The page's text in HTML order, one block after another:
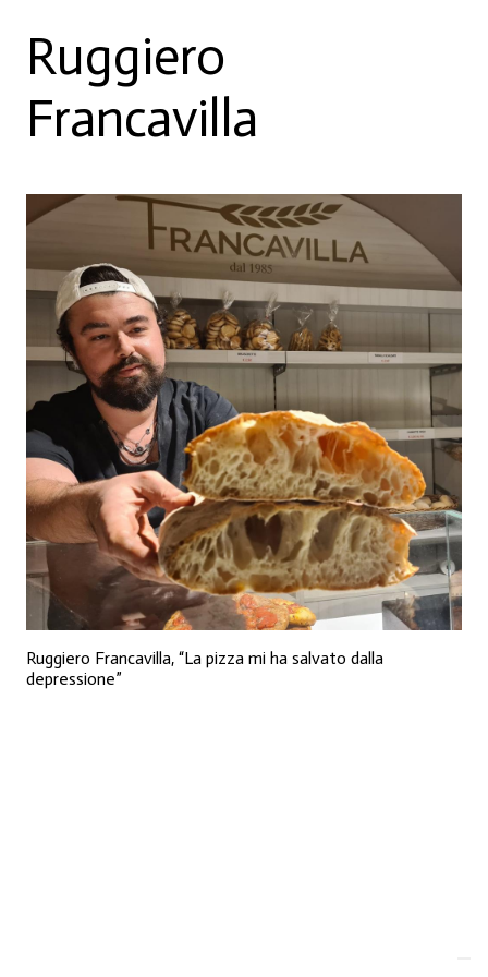
Ruggiero
Francavilla
Ruggiero Francavilla, “La pizza mi ha salvato dalla
depressione”